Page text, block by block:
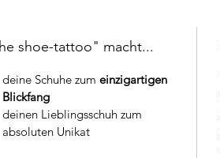
shoe-tattoo" macht...
deine Schuhe zum einzigartigen
Blickfang
deinen Lieblingsschuh zum
absoluten Unikat